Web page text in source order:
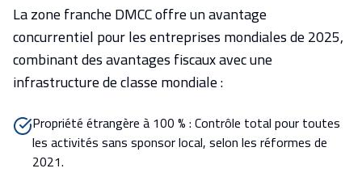
La zone franche DMCC offre un avantage
concurrentiel pour les entreprises mondiales de 2025,
combinant des avantages fiscaux avec une
infrastructure de classe mondiale :
Propriété étrangère à 100 % : Contrôle total pour toutes
les activités sans sponsor local, selon les réformes de
2021.